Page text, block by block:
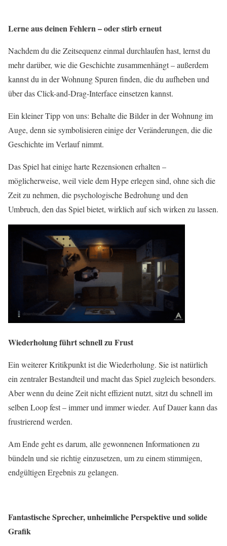
Lerne aus deinen Fehlern – oder stirb erneut
Nachdem du die Zeitsequenz einmal durchlaufen hast, lernst du
mehr darüber, wie die Geschichte zusammenhängt – außerdem
kannst du in der Wohnung Spuren finden, die du aufheben und
über das Click-and-Drag-Interface einsetzen kannst.
Ein kleiner Tipp von uns: Behalte die Bilder in der Wohnung im
Auge, denn sie symbolisieren einige der Veränderungen, die die
Geschichte im Verlauf nimmt.
Das Spiel hat einige harte Rezensionen erhalten –
möglicherweise, weil viele dem Hype erlegen sind, ohne sich die
Zeit zu nehmen, die psychologische Bedrohung und den
Umbruch, den das Spiel bietet, wirklich auf sich wirken zu lassen.
Wiederholung führt schnell zu Frust
Ein weiterer Kritikpunkt ist die Wiederholung. Sie ist natürlich
ein zentraler Bestandteil und macht das Spiel zugleich besonders.
Aber wenn du deine Zeit nicht effizient nutzt, sitzt du schnell im
selben Loop fest – immer und immer wieder. Auf Dauer kann das
frustrierend werden.
Am Ende geht es darum, alle gewonnenen Informationen zu
bündeln und sie richtig einzusetzen, um zu einem stimmigen,
endgültigen Ergebnis zu gelangen.
Fantastische Sprecher, unheimliche Perspektive und solide
Grafik